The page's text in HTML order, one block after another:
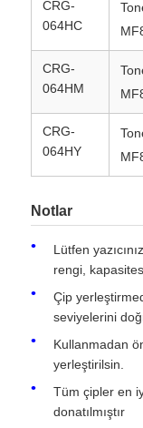
HP toner çipi
Xerox Toner Çip
Lexmark Toner
Kyocera toner
Samsung
Canon Toner
CRG-
064HC
CRG-
064HM
CRG-
064HY
Notlar
Lütfen
rengi,
Çip
seviyelerini
Kullanmadan
yerleştirilsin.
Tüm çipler en
donatılmıştır